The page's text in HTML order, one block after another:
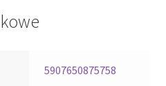
5907650875758